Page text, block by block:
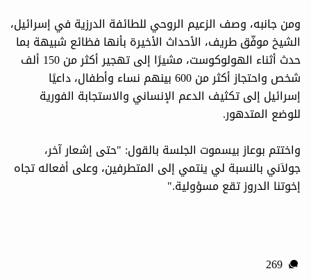
ومن جانبه، وصف الزعيم الروحي للطائفة الدرزية في إسرائيل،
الشيخ موفّق طريف، الأحداث الأخيرة بأنها فظائع شبيهة بما
حدث أثناء الهولوكوست، مشيرًا إلى تهجير أكثر من 150 ألف
شخص واحتجاز أكثر من 600 بينهم نساء وأطفال، داعيًا
إسرائيل إلى تكثيف الدعم الإنساني والاستجابة الفورية
للوضع المتدهور.
واختتم بوعاز بيسموت الجلسة بالقول: "حتى إشعار آخر،
جولاَني بالنسبة لي ينتمي إلى المتطرفين، وعلى أفعاله تجاه
إخوتنا الدروز تقع مسؤولية."